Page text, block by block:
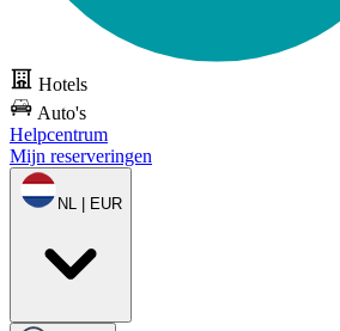
Hotels
Auto's
Helpcentrum
Mijn reserveringen
NL | EUR